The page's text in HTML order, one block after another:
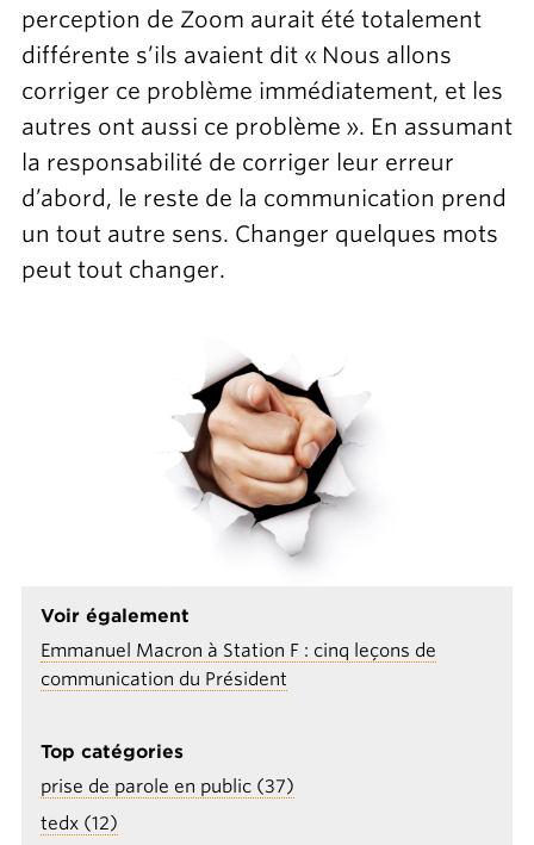
perception de Zoom aurait été totalement
différente s’ils avaient dit « Nous allons
corriger ce problème immédiatement, et les
autres ont aussi ce problème ». En assumant
la responsabilité de corriger leur erreur
d’abord, le reste de la communication prend
un tout autre sens. Changer quelques mots
peut tout changer.
Voir également
​​Emmanuel Macron à Station F : cinq leçons de
communication du Président
Top catégories
prise de parole en public (37)
tedx (12)